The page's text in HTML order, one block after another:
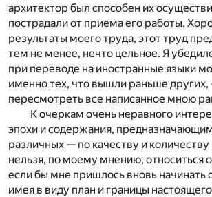
архитектор был способен их
пострадали от приема его работы.
результаты моего труда, этот труд
тем не менее, нечто цельное. Я
при переводе на иностранные языки
именно тех, что вышли раньше
пересмотреть все написанное мною
К очеркам очень неравного
эпохи и содержания,
различных — по качеству и
нельзя, по моему мнению, относиться
если бы мне пришлось вновь начинать
имея в виду план и границы